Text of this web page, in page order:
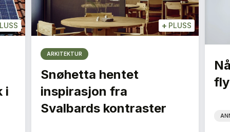
i
+ PLUSS
ARKITEKTUR
Snøhetta hentet
inspirasjon fra
Svalbards kontraster